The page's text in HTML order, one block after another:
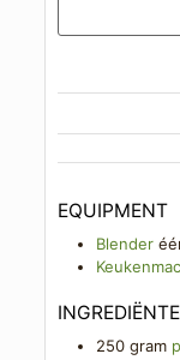
EQUIPMENT
Blender
250 gram